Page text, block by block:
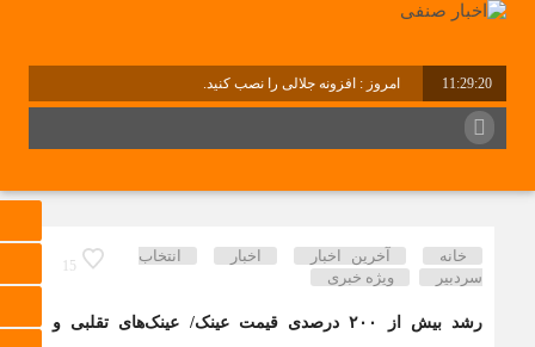
11:29:21 امروز : افزونه جلالی را نصب کنید.
15
خانه آخرین اخبار اخبار
انتخاب
سردبیر
ویژه خبری
رشد بیش از ۲۰۰ درصدی قیمت عینک/ عینک‌های تقلبی و